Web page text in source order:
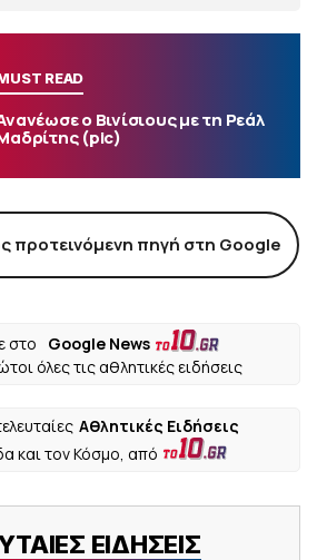
READ
ο Βινίσιους με τη Ρεάλ
(pic)
προτεινόμενη πηγή στη Google
στο
Google News
όλες τις αθλητικές ειδήσεις
Αθλητικές Ειδήσεις
και τον Κόσμο, από
ΕΙΔΗΣΕΙΣ